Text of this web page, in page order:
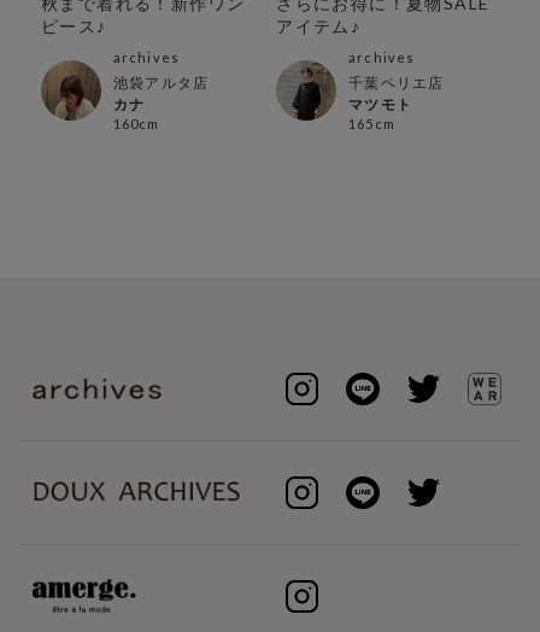
ピース♪
archives
池袋アルタ店
カナ
160cm
アイテム♪
archives
千葉ペリエ店
マツモト
165cm